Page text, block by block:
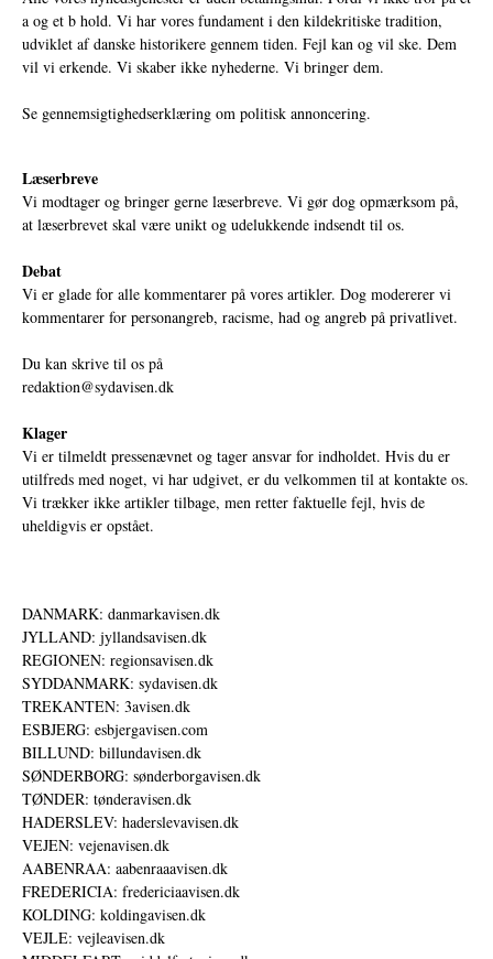
a og et b hold. Vi har vores fundament i den kildekritiske tradition,
udviklet af danske historikere gennem tiden. Fejl kan og vil ske. Dem
vil vi erkende. Vi skaber ikke nyhederne. Vi bringer dem.
Se gennemsigtighedserklæring om politisk annoncering.
Læserbreve
Vi modtager og bringer gerne læserbreve. Vi gør dog opmærksom på,
at læserbrevet skal være unikt og udelukkende indsendt til os.
Debat
Vi er glade for alle kommentarer på vores artikler. Dog modererer vi
kommentarer for personangreb, racisme, had og angreb på privatlivet.
Du kan skrive til os på
redaktion@sydavisen.dk
Klager
Vi er tilmeldt pressenævnet og tager ansvar for indholdet. Hvis du er
utilfreds med noget, vi har udgivet, er du velkommen til at kontakte os.
Vi trækker ikke artikler tilbage, men retter faktuelle fejl, hvis de
uheldigvis er opstået.
DANMARK: danmarkavisen.dk
JYLLAND: jyllandsavisen.dk
REGIONEN: regionsavisen.dk
SYDDANMARK: sydavisen.dk
TREKANTEN: 3avisen.dk
ESBJERG: esbjergavisen.com
BILLUND: billundavisen.dk
SØNDERBORG: sønderborgavisen.dk
TØNDER: tønderavisen.dk
HADERSLEV: haderslevavisen.dk
VEJEN: vejenavisen.dk
AABENRAA: aabenraaavisen.dk
FREDERICIA: fredericiaavisen.dk
KOLDING: koldingavisen.dk
VEJLE: vejleavisen.dk